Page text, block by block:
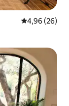
Gemiddelde
4,96 (26)